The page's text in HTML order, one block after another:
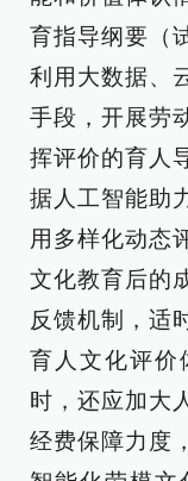
育指导纲要（
利用大数据、
手段，开展劳
挥评价的育人
据人工智能助
用多样化动态
文化教育后的
反馈机制，适
育人文化评价
时，还应加大
经费保障力度